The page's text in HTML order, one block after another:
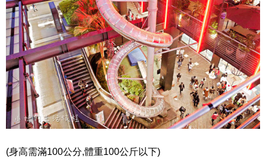
(身高需滿100公分,體重100公斤以下)